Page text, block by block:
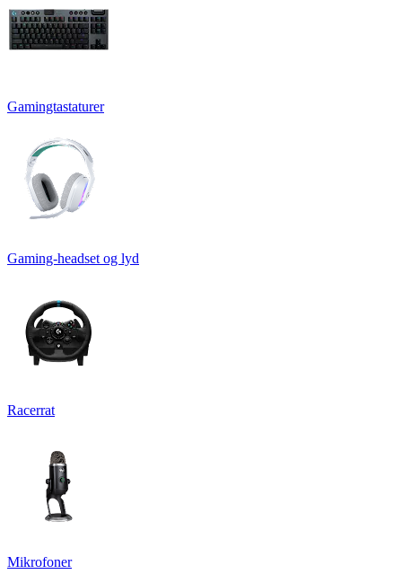
Gamingtastaturer
Gaming-headset og lyd
Racerrat
Mikrofoner